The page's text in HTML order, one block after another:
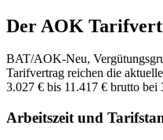
Der AOK
BAT/AOK-Neu,
Tarifvertrag reichen die
3.027 € bis 11.417 € brutto bei
Arbeitszeit und